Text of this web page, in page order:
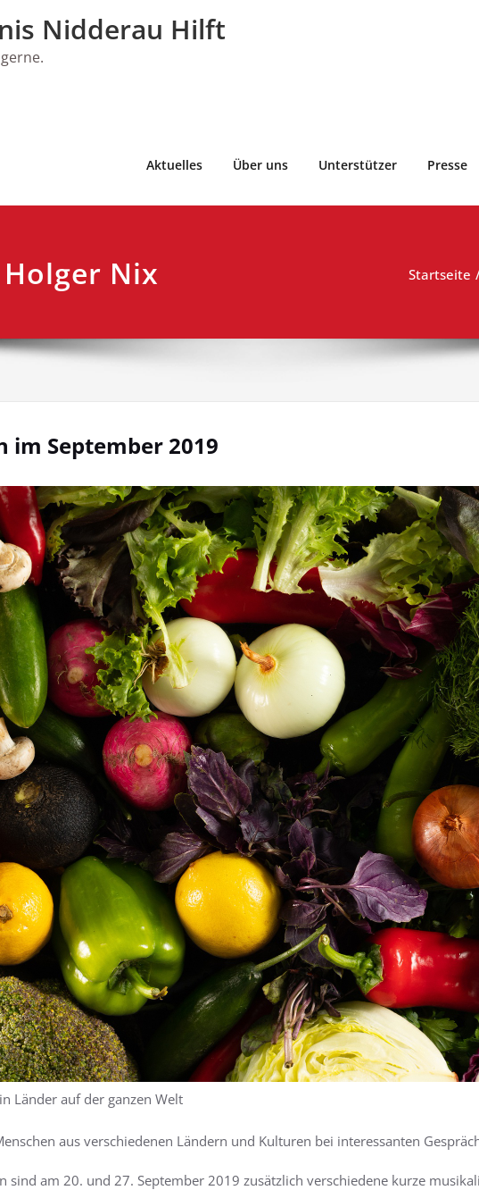
Nidderau Hilft
Aktuelles Über uns Unterstützer Presse
Nix Startseite
September 2019
Länder auf der ganzen Welt
aus verschiedenen Ländern und Kulturen bei interessanten
sind am 20. und 27. September 2019 zusätzlich verschiedene kurze